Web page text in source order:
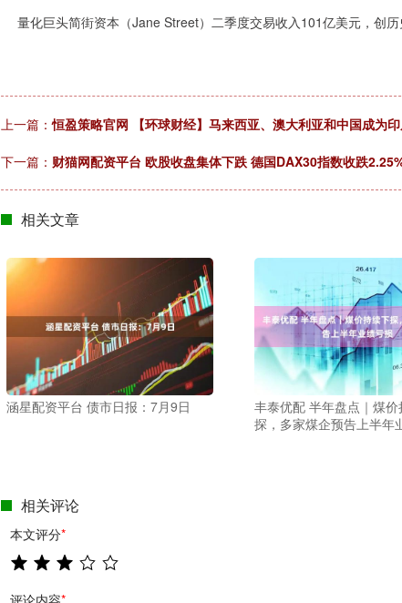
量化巨头简街资本（Jane Street）二季度交易收入101亿美元，创历
上一篇：恒盈策略官网 【环球财经】马来西亚、澳大利亚和中国成为
下一篇： 财猫网配资平台 欧股收盘集体下跌 德国DAX30指数收跌
相关文章
涵星配资平台 债市日报：7月9日
丰泰优配 半年盘点｜煤价
探，多家煤企预告上半年
相关评论
本文评分*
评论内容*